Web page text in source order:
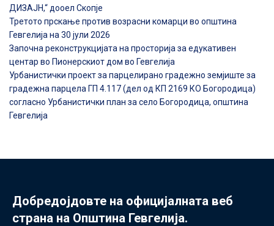
ДИЗАЈН,“ дооел Скопје
Третото прскање против возрасни комарци во општина
Гевгелија на 30 јули 2026
Започна реконструкцијата на просторија за едукативен
центар во Пионерскиот дом во Гевгелија
Урбанистички проект за парцелирано градежно земјиште за
градежна парцела ГП 4.117 (дел од КП 2169 КО Богородица)
согласно Урбанистички план за село Богородица, општина
Гевгелија
Добредојдовте на официјалната веб
страна на Општина Гевгелија.